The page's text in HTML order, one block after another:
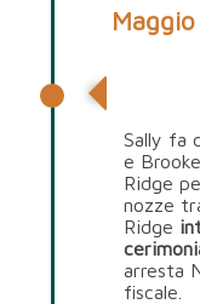
Sally fa
e
Ridge
nozze
Ridge
arresta
fiscale.